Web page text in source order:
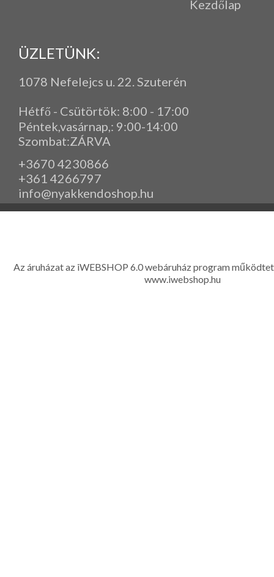
Kezdőlap
ÜZLETÜNK:
1078 Nefelejcs u. 22. Szuterén
Hétfő - Csütörtök: 8:00 - 17:00
Péntek,vasárnap, : 9:00-14:00
Szombat:ZÁRVA
+3670 4230866
+361 4266797
info@nyakkendoshop.hu
Az áruházat az iWEBSHOP 6.0 webáruház program
www.iwebshop.hu